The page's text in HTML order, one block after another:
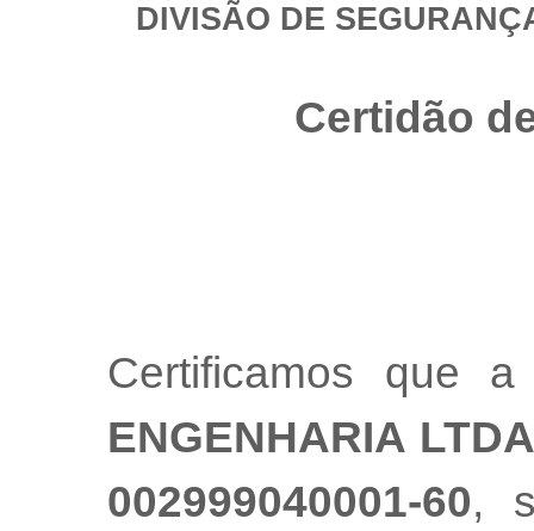
DIVISÃO DE
Certidão
Certificamos que
ENGENHARIA
002999040001-60,